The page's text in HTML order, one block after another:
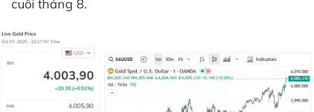
cuối tháng 8.